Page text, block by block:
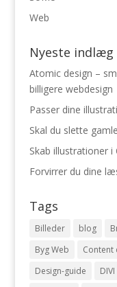
Web
Nyeste indlæg
Atomic design –
billigere webdesign
Passer dine
Skal du slette
Skab illustrationer i
Forvirrer du dine
Tags
Billeder blog
Byg Web
Content
Design-guide
DIVI